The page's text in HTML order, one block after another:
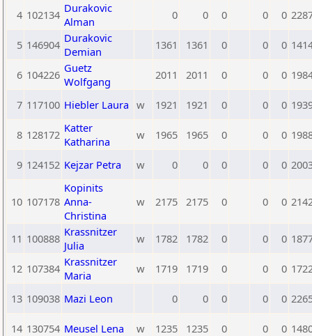
4 102134 Durakovic
Alman
0 0 0 0 0
5 146904 Durakovic
Demian
1361 1361 0 0 0
6 104226 Guetz
Wolfgang
2011 2011 0 0 0
7 117100 Hiebler Laura w 1921 1921 0 0 0
8 128172 Katter
Katharina
w 1965 1965 0 0 0
9 124152 Kejzar Petra w 0 0 0 0 0
10 107178
Kopinits
Anna-
Christina
w 2175 2175 0 0 0
11 100888 Krassnitzer
Julia
w 1782 1782 0 0 0
12 107384 Krassnitzer
Maria
w 1719 1719 0 0 0
13 109038 Mazi Leon 0 0 0 0 0
14 130754 Meusel Lena w 1235 1235 0 0 0